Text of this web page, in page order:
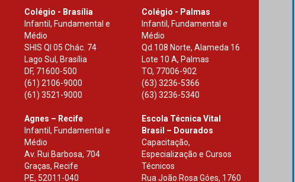
Colégio - Brasília
Infantil, Fundamental e
Médio
SHIS Ql 05 Chác. 74
Lago Sul, Brasília
DF, 71600-500
(61) 2106-9000
(61) 3521-9000
Colégio - Palmas
Infantil, Fundamental e
Médio
Qd.108 Norte, Alameda 16
Lote 10 A, Palmas
TO, 77006-902
(63) 3236-5366
(63) 3236-5340
Agnes – Recife
Infantil, Fundamental e
Médio
Av. Rui Barbosa, 704
Graças, Recife
PE, 52011-040
Escola Técnica Vital
Brasil – Dourados
Capacitação,
Especialização e Cursos
Técnicos
Rua João Rosa Góes, 1760